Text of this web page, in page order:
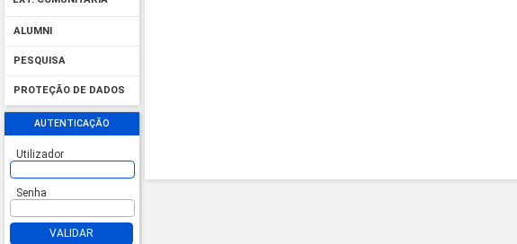
ALUMNI
PESQUISA
PROTEÇÃO DE DADOS
AUTENTICAÇÃO
Utilizador
Senha
VALIDAR